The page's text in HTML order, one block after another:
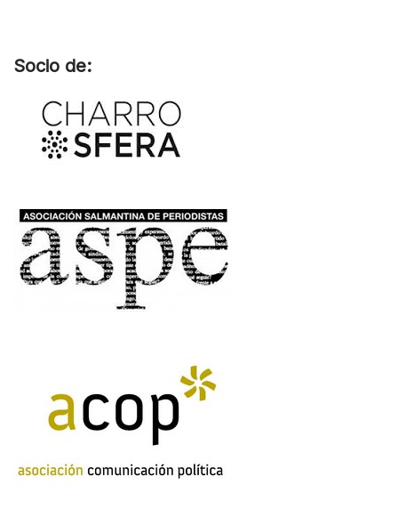
Socio de: